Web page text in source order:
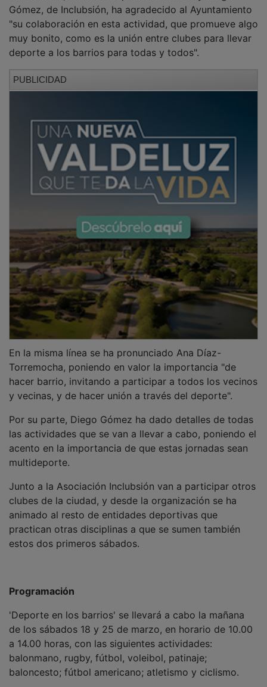
"su colaboración en esta actividad, que promueve algo
muy bonito, como es la unión entre clubes para llevar
deporte a los barrios para todas y todos".
En la misma línea se ha pronunciado Ana Díaz-
Torremocha, poniendo en valor la importancia "de
hacer barrio, invitando a participar a todos los vecinos
y vecinas, y de hacer unión a través del deporte".
Por su parte, Diego Gómez ha dado detalles de todas
las actividades que se van a llevar a cabo, poniendo el
acento en la importancia de que estas jornadas sean
multideporte.
Junto a la Asociación Inclubsión van a participar otros
clubes de la ciudad, y desde la organización se ha
animado al resto de entidades deportivas que
practican otras disciplinas a que se sumen también
estos dos primeros sábados.
'Deporte en los barrios' se llevará a cabo la mañana
de los sábados 18 y 25 de marzo, en horario de 10.00
a 14.00 horas, con las siguientes actividades:
balonmano, rugby, fútbol, voleibol, patinaje;
baloncesto; fútbol americano; atletismo y ciclismo.
Este sábado, la convocatoria es en los barrios de La